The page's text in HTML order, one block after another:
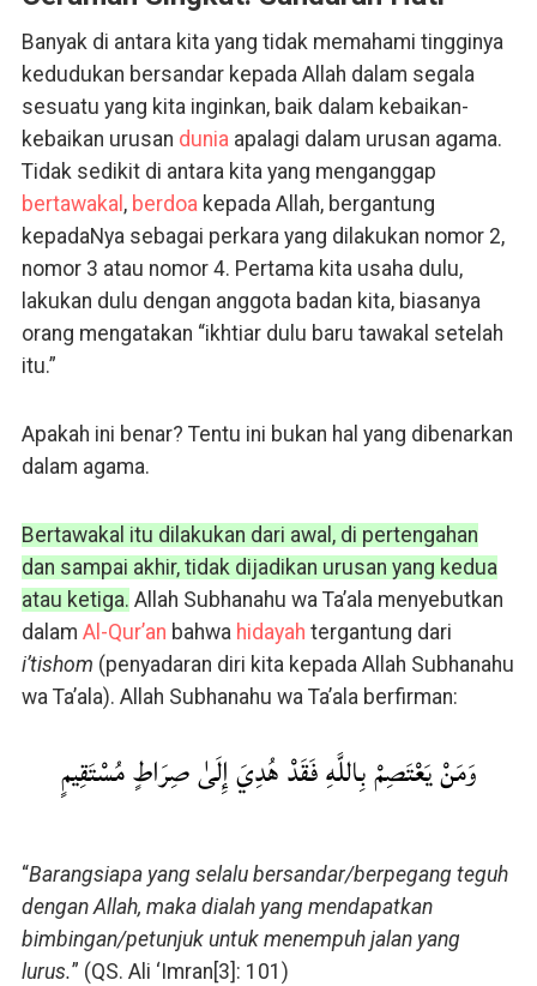
Banyak di antara kita yang tidak memahami tingginya
kedudukan bersandar kepada Allah dalam segala
sesuatu yang kita inginkan, baik dalam kebaikan-
kebaikan urusan duniaapalagi dalam urusan agama.
Tidak sedikit di antara kita yang menganggap
bertawakal , berdoakepada Allah, bergantung
kepadaNya sebagai perkara yang dilakukan nomor 2,
nomor 3 atau nomor 4. Pertama kita usaha dulu,
lakukan dulu dengan anggota badan kita, biasanya
orang mengatakan “ikhtiar dulu baru tawakal setelah
itu.”
Apakah ini benar? Tentu ini bukan hal yang dibenarkan
dalam agama.
Bertawakal itu dilakukan dari awal, di pertengahan
dan sampai akhir, tidak dijadikan urusan yang kedua
atau ketiga. Allah Subhanahu wa Ta’ala menyebutkan
dalam Al-Qur’an bahwa hidayah tergantung dari
i’tishom (penyadaran diri kita kepada Allah Subhanahu
wa Ta’ala). Allah Subhanahu wa Ta’ala berfirman:
وَمَنْ يَعْتَصِمْ بِاللَّهِ فَقَدْ هُدِيَ إِلَىٰ صِرَاطٍ مُسْتَقِيمٍ
“Barangsiapa yang selalu bersandar/berpegang teguh
dengan Allah, maka dialah yang mendapatkan
bimbingan/petunjuk untuk menempuh jalan yang
lurus.” (QS. Ali ‘Imran[3]: 101)